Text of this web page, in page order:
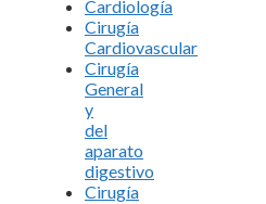
Cardiología
Cirugía
Cardiovascular
Cirugía
General
y
del
aparato
digestivo
Cirugía